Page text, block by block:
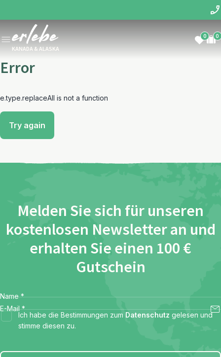
KANADA & ALASKA
0 0
Error
e.type.replaceAll is not a function
Try again
Melden Sie sich für unseren
kostenlosen Newsletter an und
erhalten Sie einen 100 €
Gutschein
Name *
E-Mail *
Ich habe die Bestimmungen zum Datenschutz gelesen und
stimme diesen zu.